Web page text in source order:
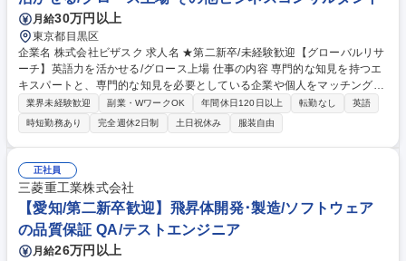
月給30万円以上
東京都目黒区
企業名 株式会社ビザスク 求人名 ★第二新卒/未経験歓迎【グローバルリサ
ーチ】英語力を活かせる/グロース上場 仕事の内容 専門的な知見を持つエ
キスパートと、専門的な知見を必要としている企業や個人をマッチングす
るスポットコンサルティングサービス(ビザスクinterview)を提供する当社
にて、海外調査に関する案件をお任せします。 【具体的には】■日本企業
からの海外調査依頼に対する要件定義・課題整理 ■業界・地域・職種に応
じた海外エキスパートのリサーチ・スクリーニング ■自社DBや外部ネット
ワークを活用した提案リスト作成 ■マッチング成立後の追加提案・フォロ
ーアップ ■語学力を活かした多様なバックグラウンドとのコミュニケーシ
ョン ※半年～1年後にはプロジェクトマネージャーとして業務範囲を拡張
予定 募集職種 ★第二新卒/未経験歓迎【グローバルリサーチ】英語力を活
かせる/グロース上場
業界未経験歓迎 副業・WワークOK 年間休日120日以上 転勤なし
英語
時短勤務あり
完全週休2日制 土日祝休み 服装自由
正社員
三菱重工業株式会社
【愛知/第二新卒歓迎】飛昇体開発･製造/ソフトウェア
の品質保証 QA/テストエンジニア
月給26万円以上